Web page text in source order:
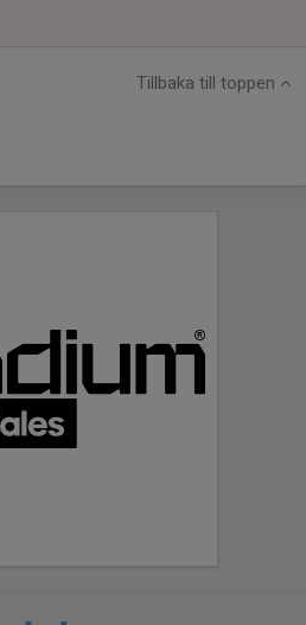
Tillbaka till toppen